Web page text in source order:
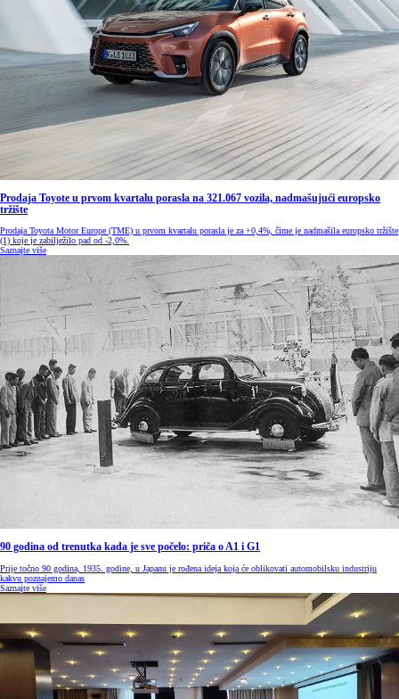
Prodaja Toyote u prvom kvartalu porasla na 321.067 vozila, nadmašujući europsko
tržište
Prodaja Toyota Motor Europe (TME) u prvom kvartalu porasla je za +0,4%, čime je nadmašila europsko tržište
(1) koje je zabilježilo pad od -2,0%.
Saznajte više
90 godina od trenutka kada je sve počelo: priča o A1 i G1
Prije točno 90 godina, 1935. godine, u Japanu je rođena ideja koja će oblikovati automobilsku industriju
kakvu poznajemo danas
Saznajte više